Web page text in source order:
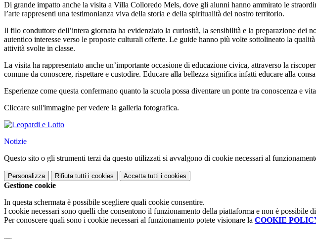
Di grande impatto anche la visita a Villa Colloredo Mels, dove gli alunni hanno ammirato le
l’arte rappresenti una testimonianza viva della storia e della spiritualità del nostro territorio.
Il filo conduttore dell’intera giornata ha evidenziato la curiosità, la sensibilità e la preparazione dei
autentico interesse verso le proposte culturali offerte. Le guide hanno più volte sottolineato la
attività svolte in classe.
La visita ha rappresentato anche un’importante occasione di educazione civica, attraverso la
comune da conoscere, rispettare e custodire. Educare alla bellezza significa infatti educare alla
Esperienze come questa confermano quanto la scuola possa diventare un ponte tra conoscenza e
Cliccare sull'immagine per vedere la galleria fotografica.
Notizie
Questo sito o gli strumenti terzi da questo utilizzati si avvalgono di cookie necessari al
Personalizza Rifiuta tutti i cookies Accetta tutti i cookies
Gestione cookie
In questa schermata è possibile scegliere quali cookie consentire.
I cookie necessari sono quelli che consentono il funzionamento della piattaforma e non è possibile
Per conoscere quali sono i cookie necessari al funzionamento potete visionare la COOKIE